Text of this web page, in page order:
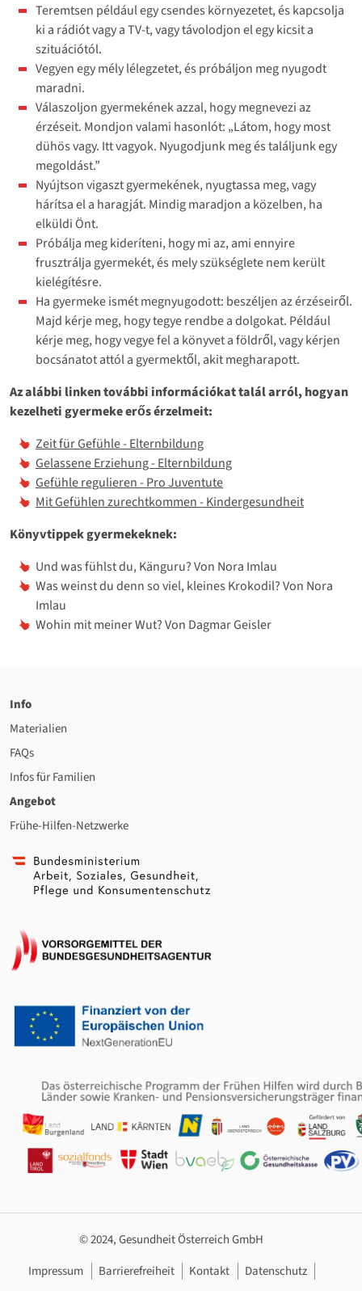
Teremtsen például egy csendes környezetet, és kapcsolja
ki a rádiót vagy a TV-t, vagy távolodjon el egy kicsit a
szituációtól.
Vegyen egy mély lélegzetet, és próbáljon meg nyugodt
maradni.
Válaszoljon gyermekének azzal, hogy megnevezi az
érzéseit. Mondjon valami hasonlót: „Látom, hogy most
dühös vagy. Itt vagyok. Nyugodjunk meg és találjunk egy
megoldást.”
Nyújtson vigaszt gyermekének, nyugtassa meg, vagy
hárítsa el a haragját. Mindig maradjon a közelben, ha
elküldi Önt.
Próbálja meg kideríteni, hogy mi az, ami ennyire
frusztrálja gyermekét, és mely szükséglete nem került
kielégítésre.
Ha gyermeke ismét megnyugodott: beszéljen az érzéseiről.
Majd kérje meg, hogy tegye rendbe a dolgokat. Például
kérje meg, hogy vegye fel a könyvet a földről, vagy kérjen
bocsánatot attól a gyermektől, akit megharapott.
Az alábbi linken további információkat talál arról, hogyan
kezelheti gyermeke erős érzelmeit:
Zeit für Gefühle - Elternbildung
Gelassene Erziehung - Elternbildung
Gefühle regulieren - Pro Juventute
Mit Gefühlen zurechtkommen - Kindergesundheit
Könyvtippek gyermekeknek:
Und was fühlst du, Känguru? Von Nora Imlau
Was weinst du denn so viel, kleines Krokodil? Von Nora
Imlau
Wohin mit meiner Wut? Von Dagmar Geisler
Info
Materialien
FAQs
Infos für Familien
Angebot
Frühe-Hilfen-Netzwerke
© 2024, Gesundheit Österreich GmbH
Footer Navigation
Impressum Barrierefreiheit Kontakt
Datenschutz